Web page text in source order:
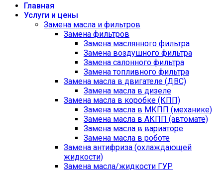
Главная
Услуги и цены
Замена масла и фильтров
Замена фильтров
Замена маслянного фильтра
Замена воздушного фильтра
Замена салонного фильтра
Замена топливного фильтра
Замена масла в двигателе (ДВС)
Замена масла в дизеле
Замена масла в коробке (КПП)
Замена масла в МКПП (механике)
Замена масла в АКПП (автомате)
Замена масла в вариаторе
Замена масла в роботе
Замена антифриза (охлаждающей
жидкости)
Замена масла/жидкости ГУР